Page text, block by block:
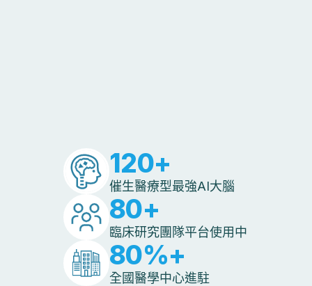
120+
催生醫療型最強AI大腦
80+
臨床研究團隊平台使用中
80%+
全國醫學中心進駐